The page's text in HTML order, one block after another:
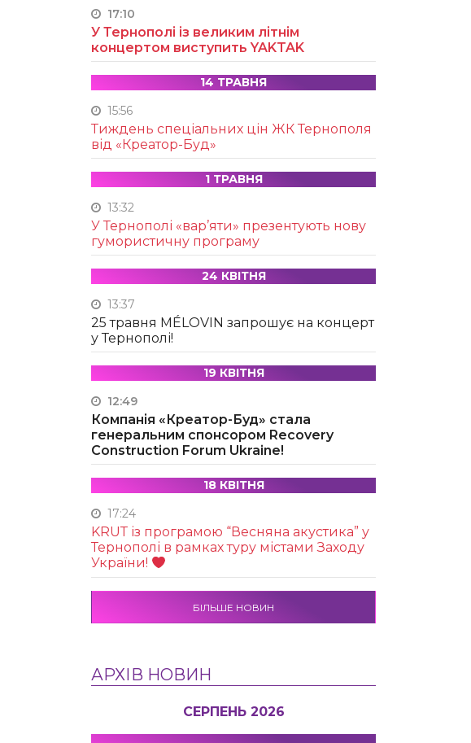
17:10
У Тернополі із великим літнім
концертом виступить YAKTAK
14 ТРАВНЯ
15:56
Тиждень спеціальних цін ЖК Тернополя
від «Креатор-Буд»
1 ТРАВНЯ
13:32
У Тернополі «вар’яти» презентують нову
гумористичну програму
24 КВІТНЯ
13:37
25 травня MÉLOVIN запрошує на концерт
у Тернополі!
19 КВІТНЯ
12:49
Компанія «Креатор-Буд» стала
генеральним спонсором Recovery
Construction Forum Ukraine!
18 КВІТНЯ
17:24
KRUТ із програмою “Весняна акустика” у
Тернополі в рамках туру містами Заходу
України!
БІЛЬШЕ НОВИН
АРХІВ НОВИН
СЕРПЕНЬ 2026